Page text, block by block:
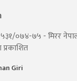
५३१/०७४-७५ - मिरर
प्रकाशित
Giri